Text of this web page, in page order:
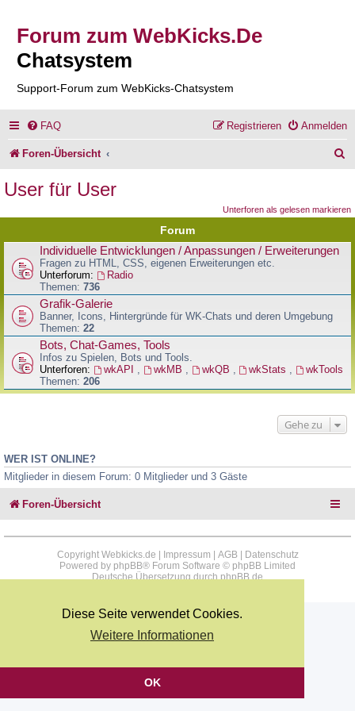
Diese Seite verwendet Cookies.
Weitere Informationen
OK
Forum zum WebKicks.De
Chatsystem
Support-Forum zum WebKicks-Chatsystem
FAQ Anmelden
Registrieren
Foren-Übersicht
e
User für User
Unterforen als gelesen markieren
Forum
Individuelle Entwicklungen / Anpassungen / Erweiterungen
Fragen zu HTML, CSS, eigenen Erweiterungen etc.
Unterforum:
Radio
Themen: 736
Grafik-Galerie
Banner, Icons, Hintergründe für WK-Chats und deren Umgebung
Themen: 22
Bots, Chat-Games, Tools
Infos zu Spielen, Bots und Tools.
Unterforen:
wkAPI wkMB wkQB wkStats
wkTools
Themen: 206
Gehe zu
WER IST ONLINE?
Mitglieder in diesem Forum: 0 Mitglieder und 3 Gäste
Foren-Übersicht
Copyright Webkicks.de | Impressum AGB|
Datenschutz
Powered by phpBB® Forum Software © phpBB Limited
Deutsche Übersetzung durchphpBB.de